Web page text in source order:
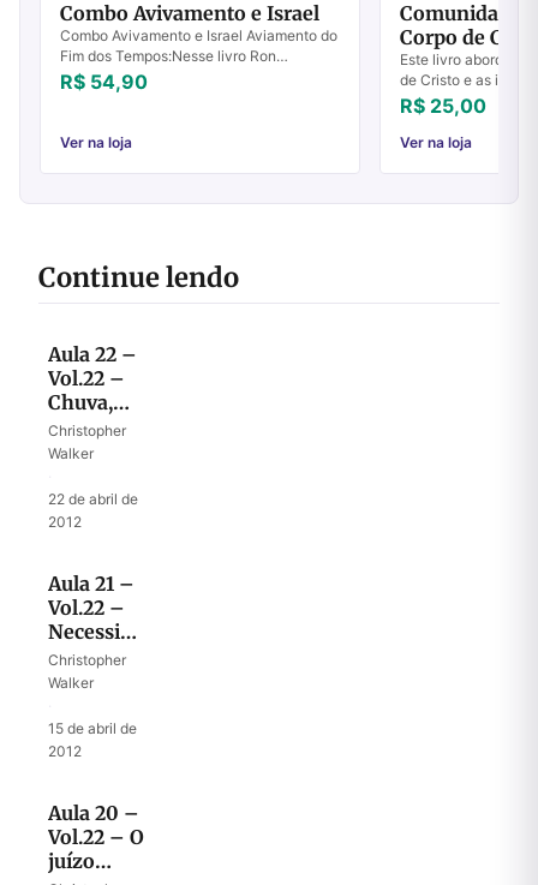
Combo Avivamento e Israel
Combo Avivamento e Israel Aviamento do
Fim dos Tempos:Nesse livro Ron
Cantor examina o que a Bíblia diz sobre o
avivamento do fim dos tempos.“De fato,
R$ 54,90
Ver na loja
Comunidade,
Corpo de
Este livro aborda a
de Cristo e as
numa tentativa de
a distinção entre
R$ 25,00
Ver na loja
Continue lendo
Aula 22 –
Vol.22 –
Chuva,
avivamento
e colheita
do fim
Christopher
Walker
22 de abril de
2012
Aula 21 –
Vol.22 –
Necessidade
de oração
perseverante
Christopher
Walker
15 de abril de
2012
Aula 20 –
Vol.22 – O
juízo